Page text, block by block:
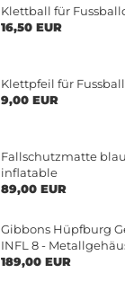
Klettball für
16,50 EUR
Klettpfeil für
9,00 EUR
Fallschutzmatte
inflatable
89,00 EUR
Gibbons Hüpfburg
INFL 8 -
189,00 EUR